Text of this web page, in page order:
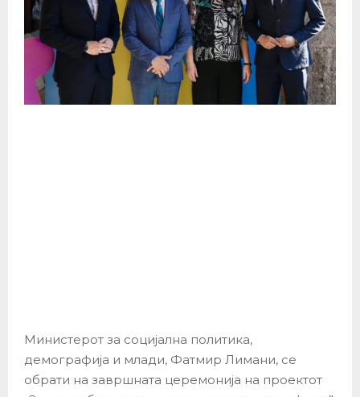
Министерот за социјална политика,
демографија и млади, Фатмир Лимани, се
обрати на завршната церемонија на проектот